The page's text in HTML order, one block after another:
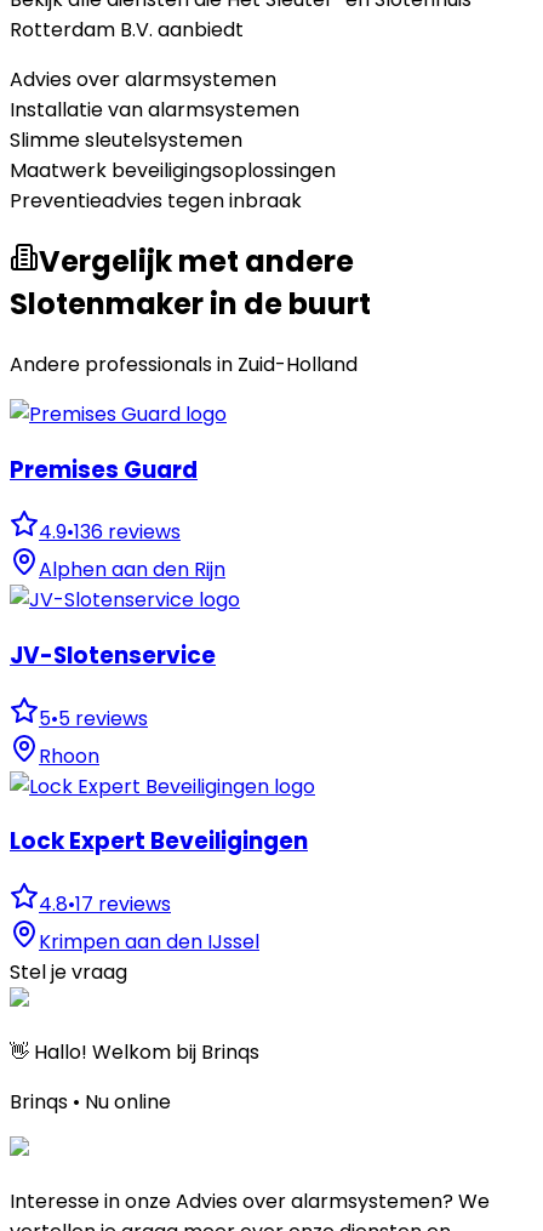
Rotterdam B.V. aanbiedt
Advies over alarmsystemen
Installatie van alarmsystemen
Slimme sleutelsystemen
Maatwerk beveiligingsoplossingen
Preventieadvies tegen inbraak
Vergelijk met andere
Slotenmaker in de buurt
Andere professionals in Zuid-Holland
Premises Guard
4.9•136 reviews
Alphen aan den Rijn
JV-Slotenservice
5•5 reviews
Rhoon
Lock Expert Beveiligingen
4.8•17 reviews
Krimpen aan den IJssel
Stel je vraag
👋 Hallo! Welkom bij Brinqs
Brinqs • Nu online
Interesse in onze Advies over alarmsystemen? We